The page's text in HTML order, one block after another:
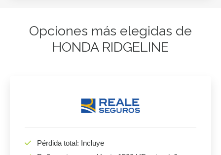
Opciones más elegidas de
HONDA RIDGELINE
Pérdida total: Incluye